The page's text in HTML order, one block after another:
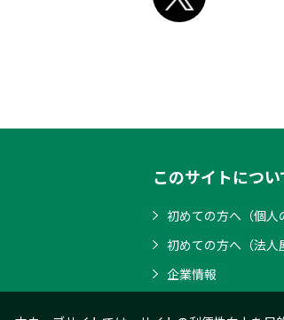
このサイトについ
初めての方へ（個人
初めての方へ（法人
企業情報